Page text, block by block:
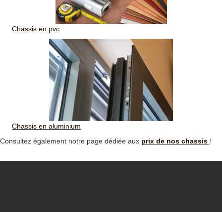
Chassis en pvc
Chassis en aluminium
Consultez également notre page dédiée aux prix de nos chassis !